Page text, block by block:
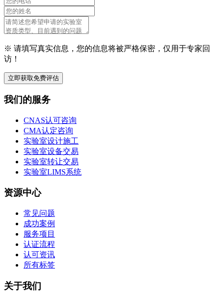
※ 请填写真实信息，您的信息将被严格保密，仅用于专家回
访！
立即获取免费评估
我们的服务
CNAS认可咨询
CMA认定咨询
实验室设计施工
实验室设备交易
实验室转让交易
实验室LIMS系统
资源中心
常见问题
成功案例
服务项目
认证流程
认可资讯
所有标签
关于我们